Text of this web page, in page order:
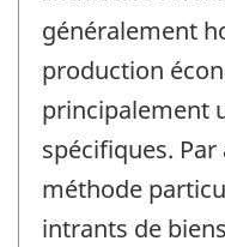
généralement
production
principalement
spécifiques.
méthode
intrants de